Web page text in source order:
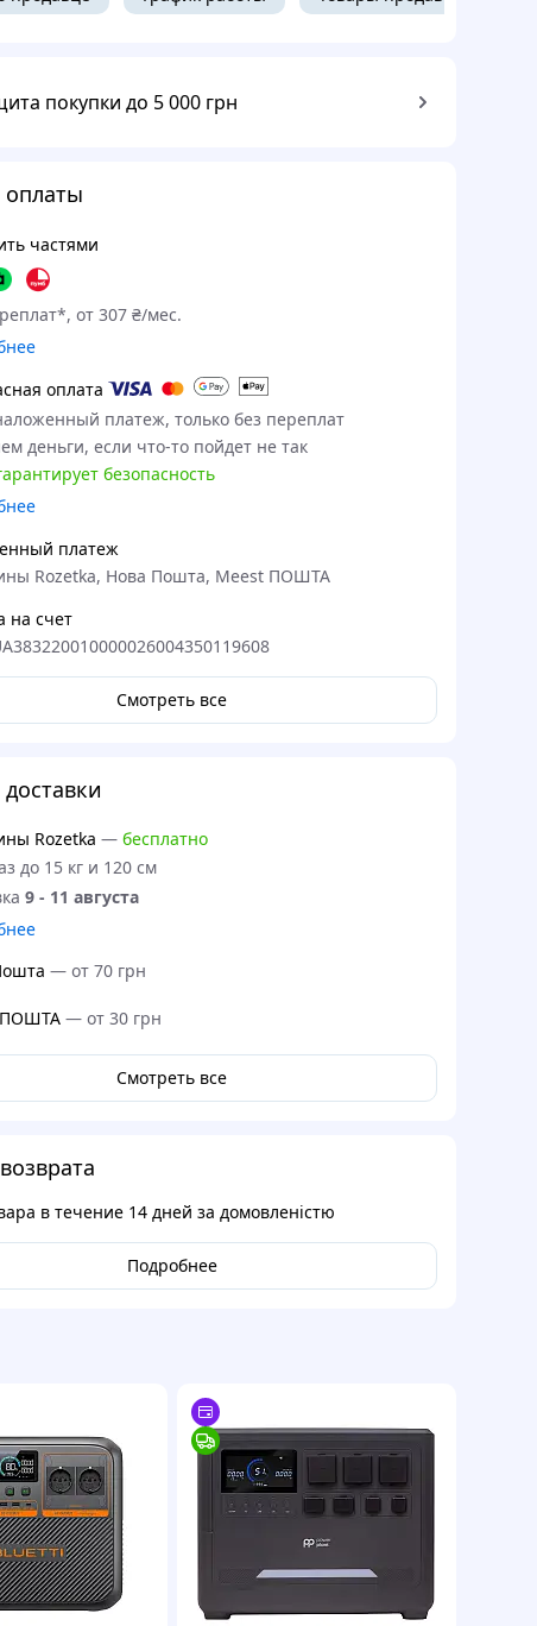
покупки до 5 000 грн
частями
от 307 ₴/мес.
оплата
платеж, только без переплат
деньги, если что-то пойдет не так
безопасность
платеж
Rozetka, Нова Пошта, Meest ПОШТА
на счет
Смотреть все
Rozetka — бесплатно
до 15 кг и 120 см
9 - 11 августа
— от 70 грн
ПОШТА— от 30 грн
Смотреть все
в течение 14 дней за домовленістю
Подробнее